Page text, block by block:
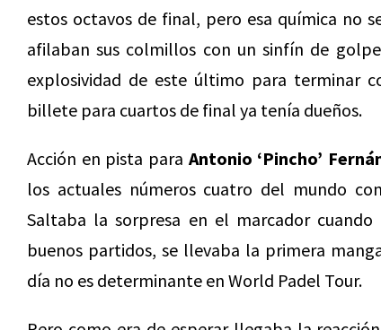
estos octavos de final, pero esa química no
afilaban sus colmillos con un sinfín de
explosividad de este último para terminar
billete para cuartos de final ya tenía dueños.
Acción en pista para Antonio ‘Pincho’
los actuales números cuatro del mundo
Saltaba la sorpresa en el marcador
buenos partidos, se llevaba la primera
día no es determinante en World Padel Tour.